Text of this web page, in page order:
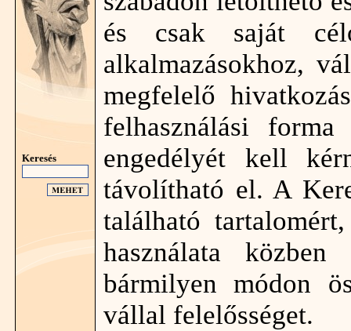
Keresés
és csak saját
alkalmazásokhoz,
megfelelő
felhasználási
engedélyét kell
távolítható el. A
található
használata
bármilyen módon
vállal felelősséget.